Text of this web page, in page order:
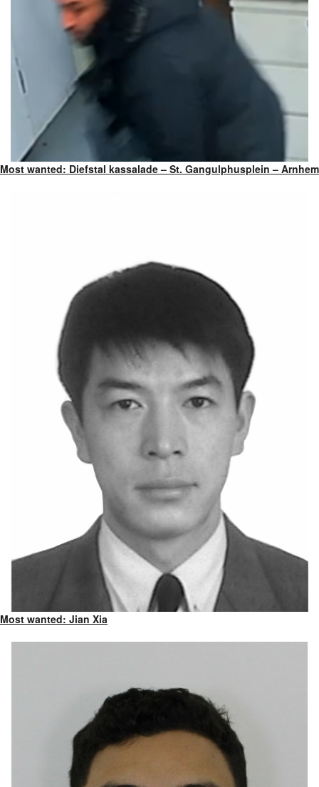
Most wanted: Diefstal kassalade – St. Gangulphusplein – Arnhem
Most wanted: Jian Xia